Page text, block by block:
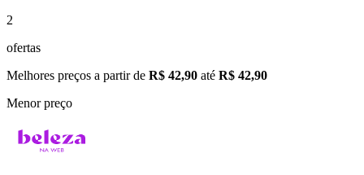
2
ofertas
Melhores preços a partir de R$ 42,90 até R$ 42,90
Menor preço